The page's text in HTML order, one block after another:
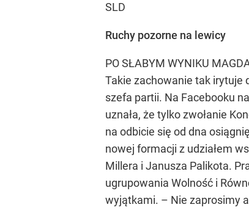
SLD
Ruchy pozorne na lewicy
PO SŁABYM WYNIKU
Takie zachowanie tak irytuje
szefa partii. Na Facebooku
uznała, że tylko zwołanie
na odbicie się od dna
nowej formacji z udziałem
Millera i Janusza Palikota.
ugrupowania Wolność i
wyjątkami. – Nie zaprosimy